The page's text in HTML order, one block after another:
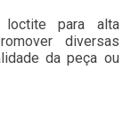
para alta
diversas
da peça ou